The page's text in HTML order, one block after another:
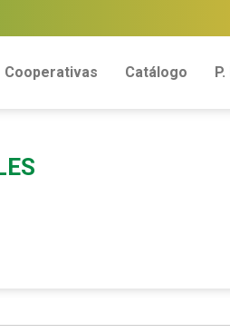
Cooperativas Catálogo